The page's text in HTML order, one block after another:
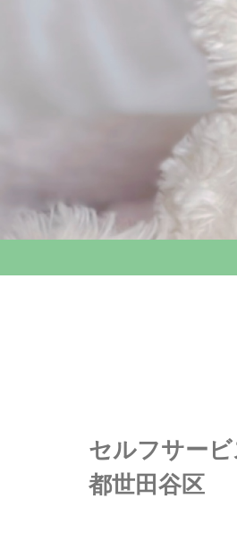
セルフサー
都世田谷区